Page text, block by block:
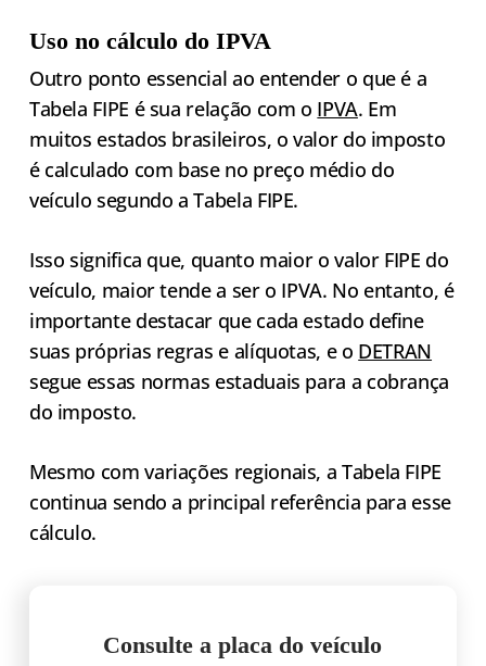
Uso no cálculo do IPVA
Outro ponto essencial ao entender o que é a
Tabela FIPE é sua relação com o IPVA. Em
muitos estados brasileiros, o valor do imposto
é calculado com base no preço médio do
veículo segundo a Tabela FIPE.
Isso significa que, quanto maior o valor FIPE do
veículo, maior tende a ser o IPVA. No entanto, é
importante destacar que cada estado define
suas próprias regras e alíquotas, e o DETRAN
segue essas normas estaduais para a cobrança
do imposto.
Mesmo com variações regionais, a Tabela FIPE
continua sendo a principal referência para esse
cálculo.
Consulte a placa do veículo